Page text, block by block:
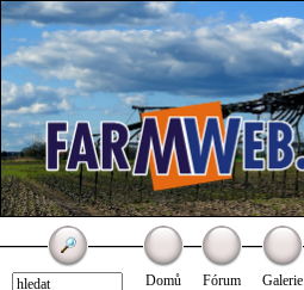
Domů Fórum Galerie